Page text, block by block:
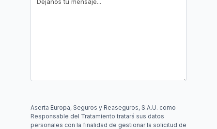
Aserta Europa, Seguros y Reaseguros, S.A.U. como
Responsable del Tratamiento tratará sus datos
personales con la finalidad de gestionar la solicitud de